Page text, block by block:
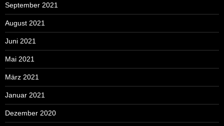
September 2021
August 2021
Juni 2021
Mai 2021
März 2021
Januar 2021
Dezember 2020